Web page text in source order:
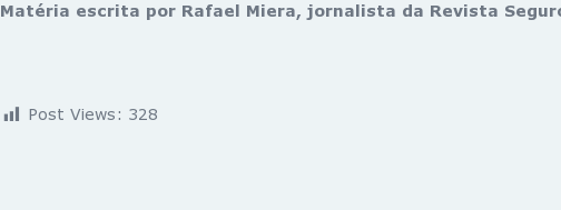
Matéria escrita por Rafael Miera, jornalista da Revista
Post Views: 328